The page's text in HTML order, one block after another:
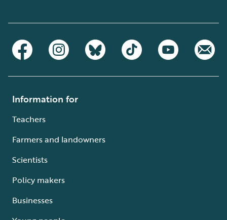
Information for
Teachers
Farmers and landowners
Scientists
Policy makers
Businesses